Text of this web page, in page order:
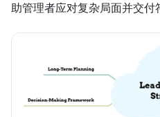
助管理者应对复杂局面并交付